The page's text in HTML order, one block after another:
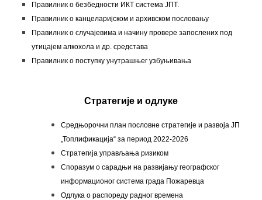
Правилник о безбедности ИКТ система ЈПТ.
Правилник о канцеларијском и архивском пословању
Правилник о случајевима и начину провере запослених под
утицајем алкохола и др. средстава
Правилник о поступку унутрашњег узбуњивања
Стратегије и одлуке
Средњорочни план пословнe стратегијe и развојa ЈП
„Топлификација“ за период 2022-2026
Стратегија управљања ризиком
Споразум о сарадњи на развијању географског
информационог система града Пожаревца
Одлука о распореду радног времена